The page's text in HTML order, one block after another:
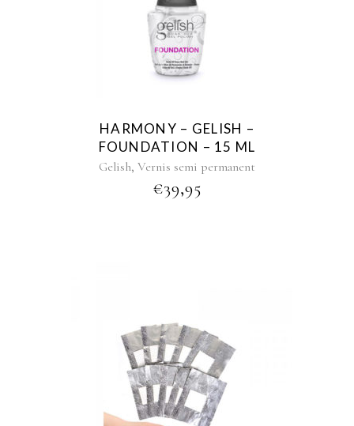
HARMONY – GELISH –
FOUNDATION – 15 ML
Gelish, Vernis semi permanent
€39,95